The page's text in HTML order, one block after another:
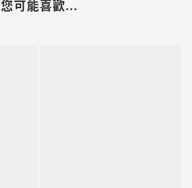
您可能喜歡...